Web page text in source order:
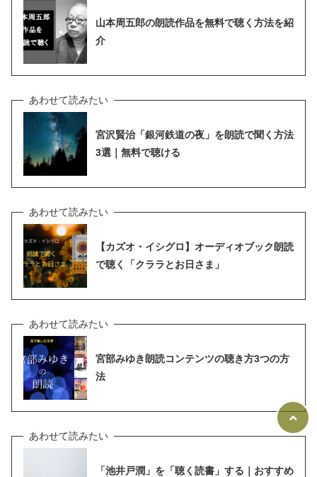
山本周五郎の朗読作品を無料で聴く方法を紹
介
宮沢賢治「銀河鉄道の夜」を朗読で聞く方法
3選｜無料で聴ける
【カズオ・イシグロ】オーディオブック朗読
で聴く「クララとお日さま」
宮部みゆき朗読コンテンツの聴き方3つの方
法
「池井戸潤」を「聴く読書」する｜おすすめ